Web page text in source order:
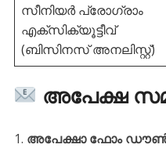
സീനിയർ പ്രോഗ്രാം
എക്സിക്യൂട്ടീവ്
(ബിസിനസ് അനലിസ്റ്റ്)
അപേക്ഷ
അപേക്ഷാ ഫോം